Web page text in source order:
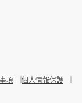
項
個人情報保護